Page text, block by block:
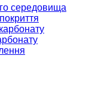
середовища